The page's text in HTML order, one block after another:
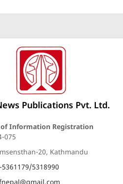
Publications Pvt. Ltd.
Information Registration
075
20, Kathmandu
5361179/5318990